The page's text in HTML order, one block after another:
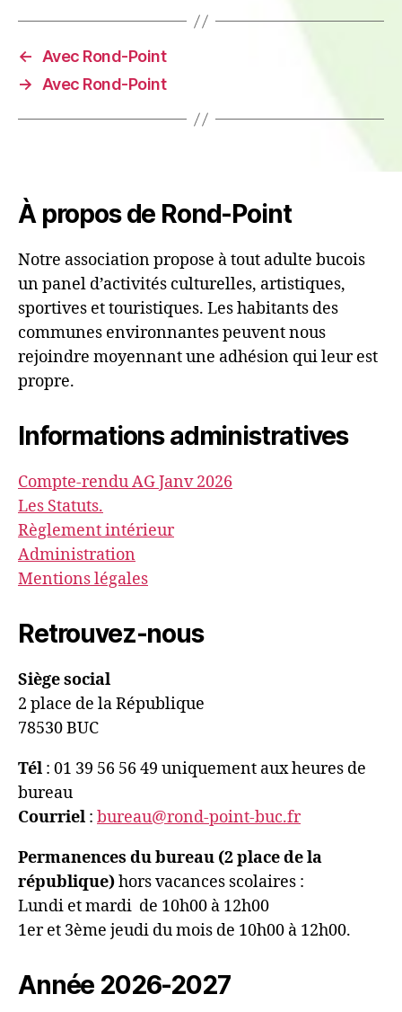
←
Avec Rond-Point
→
Avec Rond-Point
À propos de Rond-Point
Notre association propose à tout adulte bucois
un panel d’activités culturelles, artistiques,
sportives et touristiques. Les habitants des
communes environnantes peuvent nous
rejoindre moyennant une adhésion qui leur est
propre.
Informations administratives
Compte-rendu AG Janv 2026
Les Statuts.
Règlement intérieur
Administration
Mentions légales
Retrouvez-nous
Siège social
2 place de la République
78530 BUC
Tél : 01 39 56 56 49 uniquement aux heures de
bureau
Courriel : bureau@rond-point-buc.fr
Permanences du bureau (2 place de la
république)hors vacances scolaires :
Lundi et mardi de 10h00 à 12h00
1er et 3ème jeudi du mois de 10h00 à 12h00.
Année 2026-2027